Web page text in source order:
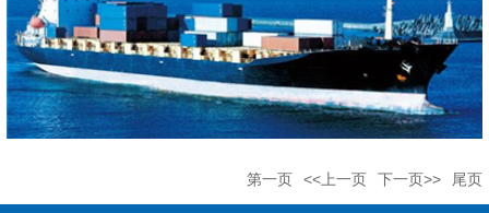
第一页 <<上一页 下一页>> 尾页